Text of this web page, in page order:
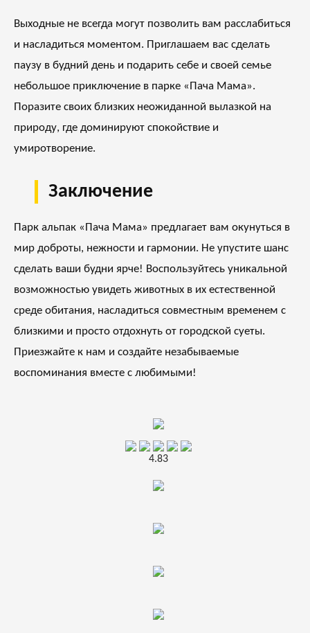
Выходные не всегда могут позволить вам расслабиться
и насладиться моментом. Приглашаем вас сделать
паузу в будний день и подарить себе и своей семье
небольшое приключение в парке «Пача Мама».
Поразите своих близких неожиданной вылазкой на
природу, где доминируют спокойствие и
умиротворение.
Заключение
Парк альпак «Пача Мама» предлагает вам окунуться в
мир доброты, нежности и гармонии. Не упустите шанс
сделать ваши будни ярче! Воспользуйтесь уникальной
возможностью увидеть животных в их естественной
среде обитания, насладиться совместным временем с
близкими и просто отдохнуть от городской суеты.
Приезжайте к нам и создайте незабываемые
воспоминания вместе с любимыми!
4.83